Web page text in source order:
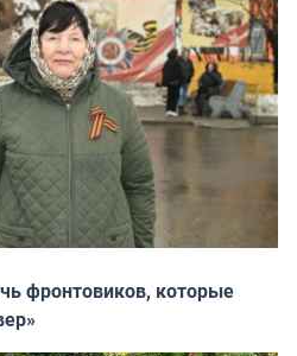
фронтовиков, которые